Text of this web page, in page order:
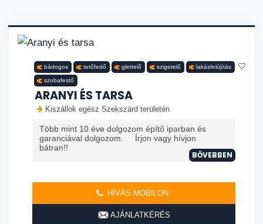
bádogos tetőfedő glettelő szigetelő lakásfelújítás
szobafestő
ARANYI ÉS TARSA
Kiszállok egész Szekszárd területén
Több mint 10 éve dolgozom építő iparban és
garanciával dolgozom. Írjon vagy hívjon
bátran!!
BŐVEBBEN
HÍVÁS MOBILON
AJÁNLATKÉRÉS